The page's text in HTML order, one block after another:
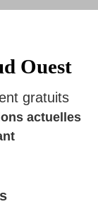
Ouest
gratuits
actuelles